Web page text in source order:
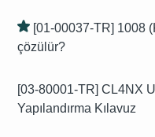
[01-00037-TR] 1008
çözülür?
[03-80001-TR] CL4NX
Yapılandırma Kılavuz